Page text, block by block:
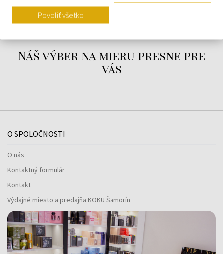
Náš výber na mieru presne pre
vás
O SPOLOČNOSTI
O nás
Kontaktný formulár
Kontakt
Výdajné miesto a predajňa KOKU Šamorín
Povoliť všetko